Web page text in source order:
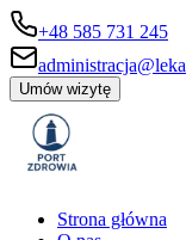
+48 585 731 245
Umów wizytę
Strona główna